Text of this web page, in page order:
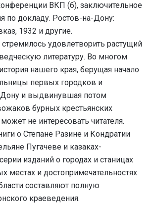
ВКП (б), заключительное
по докладу. Ростов-на-Дону:
1932 и другие.
стремилось удовлетворить растущий
литературу. Во многом
нашего края, берущая начало
первых городков и
Дону и выдвинувшая потом
бурных крестьянских
не интересовать читателя.
о Степане Разине и Кондратии
Пугачеве и казаках-
изданий о городах и станицах
местах и достопримечательностях
составляют полную
краеведения.